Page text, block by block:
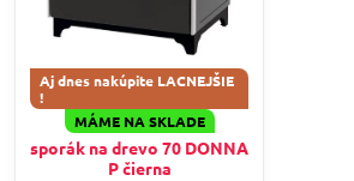
Aj dnes nakúpite LACNEJŠIE
!
MÁME NA SKLADE
sporák na drevo 70 DONNA
P čierna